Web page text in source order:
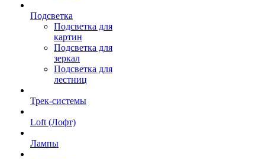
Подсветка
Подсветка для
картин
Подсветка для
зеркал
Подсветка для
лестниц
Трек-системы
Loft (Лофт)
Лампы